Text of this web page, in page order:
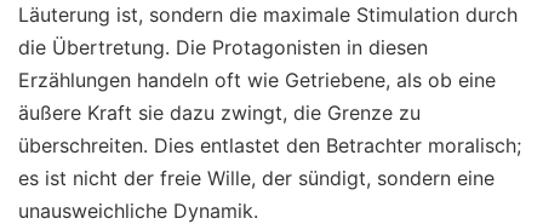
Läuterung ist, sondern die maximale Stimulation durch
die Übertretung. Die Protagonisten in diesen
Erzählungen handeln oft wie Getriebene, als ob eine
äußere Kraft sie dazu zwingt, die Grenze zu
überschreiten. Dies entlastet den Betrachter moralisch;
es ist nicht der freie Wille, der sündigt, sondern eine
unausweichliche Dynamik.